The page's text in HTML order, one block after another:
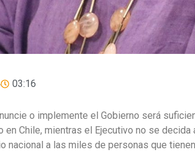
03:16
o implemente el Gobierno será
en Chile, mientras el Ejecutivo no se
nacional a las miles de personas que